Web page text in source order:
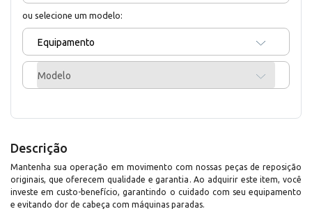
ou selecione um modelo:
Equipamento
Modelo
Descrição
Mantenha sua operação em movimento com nossas peças de reposição
originais, que oferecem qualidade e garantia. Ao adquirir este item, você
investe em custo-benefício, garantindo o cuidado com seu equipamento
e evitando dor de cabeça com máquinas paradas.